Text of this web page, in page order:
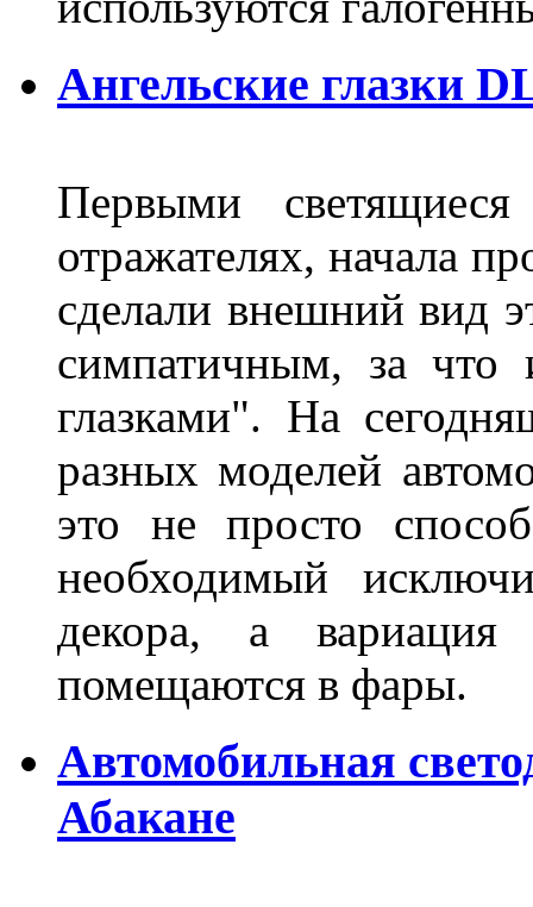
Ангельские глазки
Первыми
отражателях, начала
сделали внешний вид
симпатичным, за что
глазками". На
разных моделей
это не просто
необходимый
декора, а вариация
помещаются в фары.
Автомобильная
Абакане